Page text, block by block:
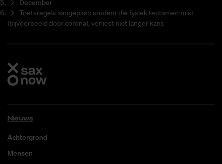
December
Toetsregels aangepast: student die fysiek tentamen mist
(bijvoorbeeld door corona), verliest niet langer kans
Nieuws
Achtergrond
Mensen